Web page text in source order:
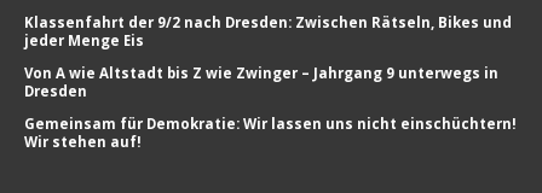
Klassenfahrt der 9/2 nach Dresden: Zwischen Rätseln, Bikes und
jeder Menge Eis
Von A wie Altstadt bis Z wie Zwinger – Jahrgang 9 unterwegs in
Dresden
Gemeinsam für Demokratie: Wir lassen uns nicht einschüchtern!
Wir stehen auf!